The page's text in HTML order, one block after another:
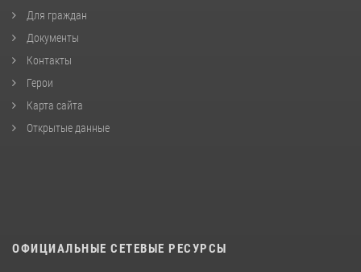
Для граждан
Документы
Контакты
Герои
Карта сайта
Открытые данные
ОФИЦИАЛЬНЫЕ СЕТЕВЫЕ РЕСУРСЫ